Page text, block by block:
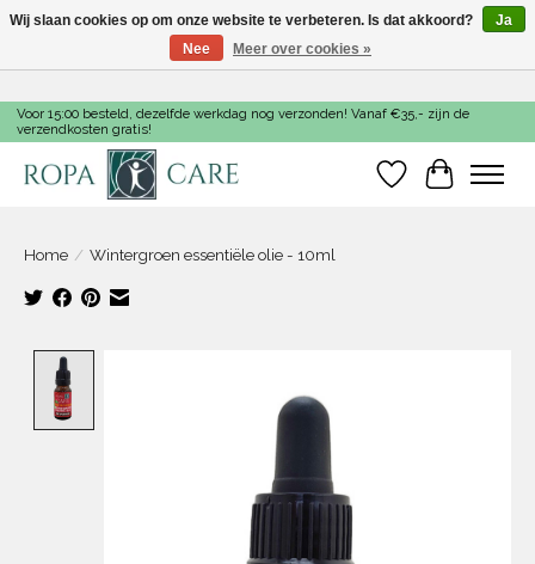
Voor 15:00 besteld, dezelfde werkdag nog verzonden! Vanaf €35,- zijn de
verzendkosten gratis!
Verlanglijst
Home / Wintergroen essentiële olie - 10ml
Wij slaan cookies op om onze website te verbeteren. Is dat akkoord?
Ja
Nee
Meer over cookies »